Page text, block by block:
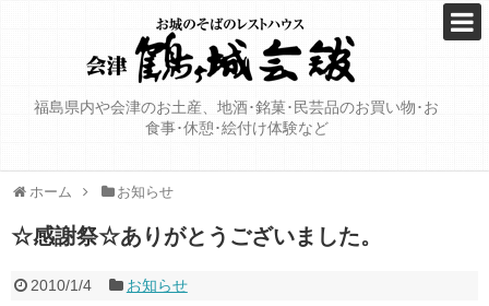
福島県内や会津のお土産、地酒･銘菓･民芸品のお買い物･お
食事･休憩･絵付け体験など
ホーム お知らせ
☆感謝祭☆ありがとうございました。
2010/1/4 お知らせ